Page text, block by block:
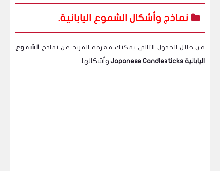
نماذج وأشكال الشموع اليابانية.
من خلال الجدول التالي يمكنك معرفة المزيد عن نماذج الشموع
اليابانية Japanese Candlesticks
وأشكالها.